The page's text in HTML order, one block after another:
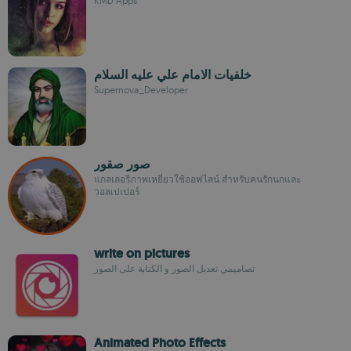
خلفيات الامام علي عليه السلام
Supernova_Developer
صور صقور
แกลเลอรีภาพเหยี่ยวใช้ออฟไลน์ สำหรับคนรักนกและ
วอลเปเปอร์
write on pictures
تصاميمي تعديل الصور و الكتابة على الصور
Animated Photo Effects